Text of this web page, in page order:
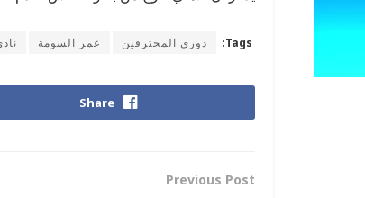
Tags: دوري المحترفين عمر السومة
Share
Previous Post